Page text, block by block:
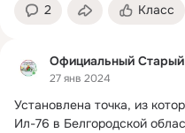
2 Класс
Официальный
27 янв 2024
Установлена точка, из
Ил-76 в Белгородской